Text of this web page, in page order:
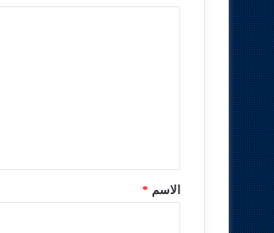
*الاسم *